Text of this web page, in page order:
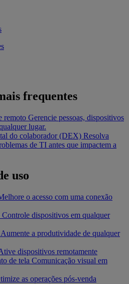
frequentes
remoto Gerencie pessoas, dispositivos
lugar.
do colaborador (DEX) Resolva
de TI antes que impactem a
uso
o acesso com uma conexão
Controle dispositivos em qualquer
Aumente a produtividade de qualquer
dispositivos remotamente
de tela Comunicação visual em
as operações pós-venda